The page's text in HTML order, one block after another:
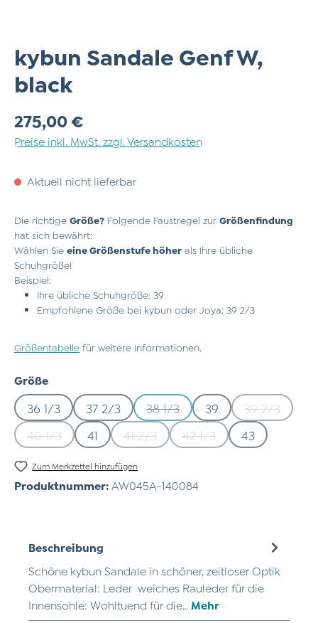
kybun Sandale Genf W,
black
Regulärer Preis:
275,00 €
Preise inkl. MwSt. zzgl. Versandkosten
Aktuell nicht lieferbar
Die richtige Größe? Folgende Faustregel zur Größenfindung
hat sich bewährt:
Wählen Sie eine Größenstufe höher als Ihre übliche
Schuhgröße!
Beispiel:
Ihre übliche Schuhgröße: 39
Empfohlene Größe bei kybun oder Joya: 39 2/3
Größentabelle für weitere Informationen.
Größeauswählen
36 1/3 37 2/3 38 1/3(Diese Option ist zurzeit nicht
39 39 2/3
(Diese
40 1/3(Diese Option ist zurzeit nicht verfügbar.)
41 41 2/3(Diese Option ist zurzeit nicht
42 1/3(Diese Option ist
43
Zum Merkzettel hinzufügen
Produktnummer: AW045A-140084
Beschreibung
Schöne kybun Sandale in schöner, zeitloser Optik
Obermaterial: Leder weiches Rauleder für die
Innensohle: Wohltuend für die… Mehr